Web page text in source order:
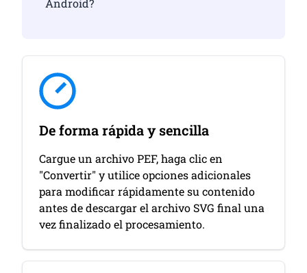
Android?
De forma rápida y sencilla
Cargue un archivo PEF, haga clic en
"Convertir" y utilice opciones adicionales
para modificar rápidamente su contenido
antes de descargar el archivo SVG final una
vez finalizado el procesamiento.